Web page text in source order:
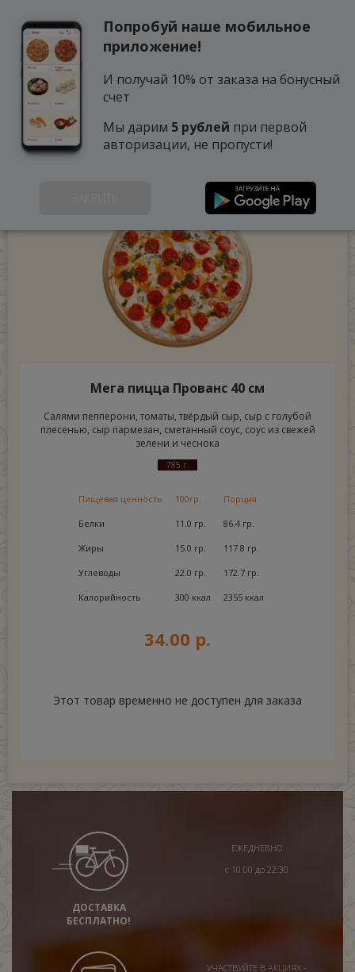
Мега пицца Прованс 40 см
Салями пепперони, томаты, твёрдый сыр, сыр с голубой
плесенью, сыр пармезан, сметанный соус, соус из свежей
зелени и чеснока
785 г.
Пищевая ценность 100гр. Порция
Белки 11.0 гр. 86.4 гр.
Жиры 15.0 гр. 117.8 гр.
Углеводы 22.0 гр. 172.7 гр.
Калорийность 300 ккал 2355 ккал
34.00 р.
Этот товар временно не доступен для заказа
ДОСТАВКА
БЕСПЛАТНО!
ЕЖЕДНЕВНО
с 10:00 до 22:30
УЧАСТВУЙТЕ В АКЦИЯХ -
Попробуй наше мобильное
приложение!
И получай 10% от заказа на бонусный
счет
Мы дарим 5 рублей при первой
авторизации, не пропусти!